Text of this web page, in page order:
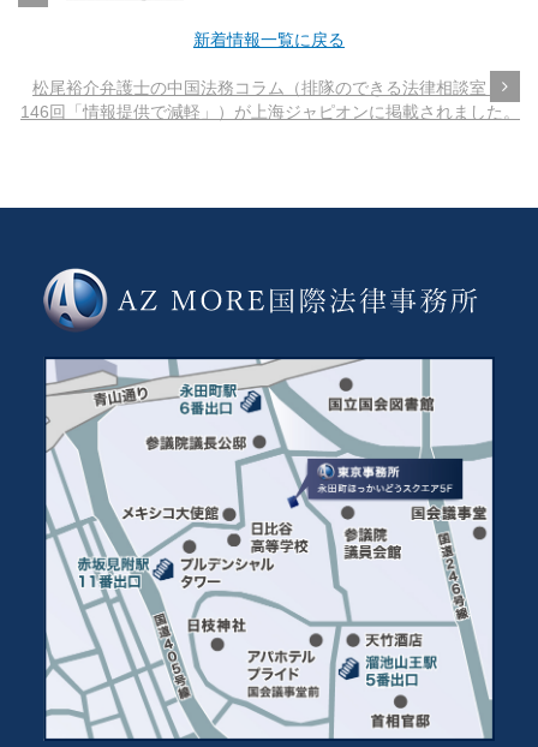
新着情報一覧に戻る
松尾裕介弁護士の中国法務コラム（排隊のできる法律相談室～第
146回「情報提供で減軽」）が上海ジャピオンに掲載されました。